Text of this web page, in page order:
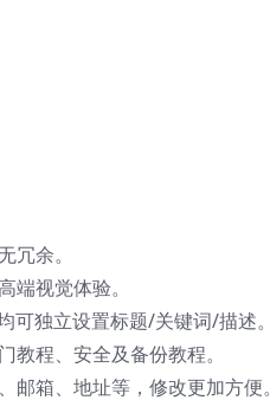
冗余。
端视觉体验。
可独立设置标题/关键词/描述。
程、安全及备份教程。
箱、地址等，修改更加方便。